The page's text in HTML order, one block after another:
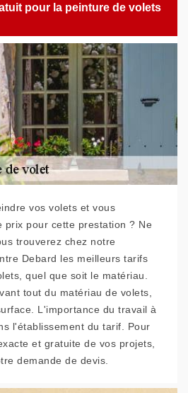
pour la peinture de volets
vos volets et vous
prix pour cette prestation ? Ne
trouverez chez notre
Debard les meilleurs tarifs
quel que soit le matériau.
tout du matériau de volets,
L'importance du travail à
l'établissement du tarif. Pour
et gratuite de vos projets,
demande de devis.